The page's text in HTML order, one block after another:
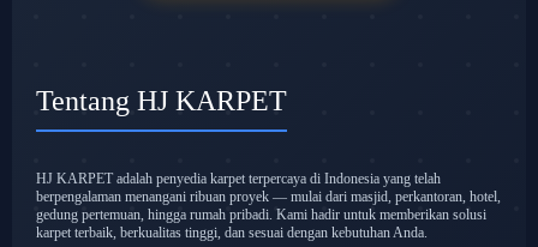
Tentang HJ KARPET
HJ KARPET adalah penyedia karpet terpercaya di Indonesia yang telah
berpengalaman menangani ribuan proyek — mulai dari masjid, perkantoran, hotel,
gedung pertemuan, hingga rumah pribadi. Kami hadir untuk memberikan solusi
karpet terbaik, berkualitas tinggi, dan sesuai dengan kebutuhan Anda.